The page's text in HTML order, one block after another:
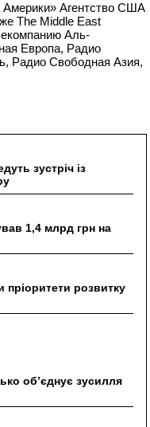
зустріч із
1,4 млрд грн на
розвитку
об’єднує зусилля
Агентство США
The Middle East
Аль-
Европа, Радио
Радио Свободная Азия,